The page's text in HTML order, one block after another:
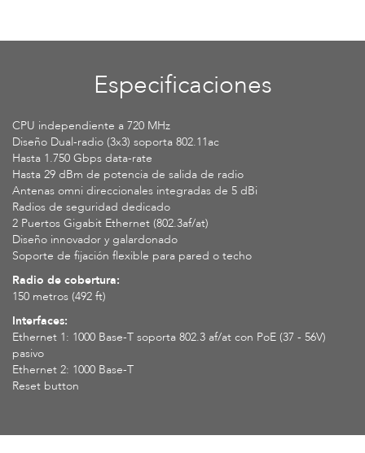
Especificaciones
CPU independiente a 720 MHz
Diseño Dual-radio (3x3) soporta 802.11ac
Hasta 1.750 Gbps data-rate
Hasta 29 dBm de potencia de salida de radio
Antenas omni direccionales integradas de 5 dBi
Radios de seguridad dedicado
2 Puertos Gigabit Ethernet (802.3af/at)
Diseño innovador y galardonado
Soporte de fijación flexible para pared o techo
Radio de cobertura:
150 metros (492 ft)
Interfaces:
Ethernet 1: 1000 Base-T soporta 802.3 af/at con PoE (37 - 56V)
pasivo
Ethernet 2: 1000 Base-T
Reset button